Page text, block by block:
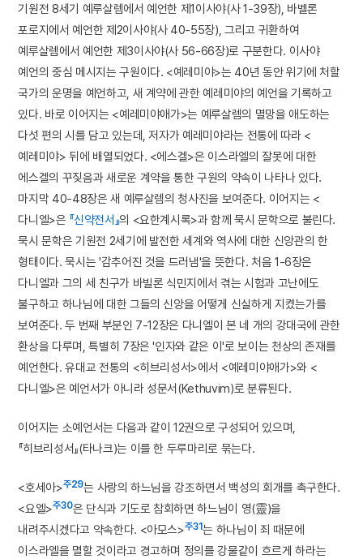
기원전 8세기 예루살렘에서 예언한 제1이사야(사 1-39장), 바벨론
포로지에서 예언한 제2이사야(사 40-55장), 그리고 귀환하여
예루살렘에서 예언한 제3이사야(사 56-66장)로 구분한다. 이사야
예언의 중심 메시지는 구원이다. <예레미야>는 40년 동안 위기에 처할
국가의 운명을 예언하고, 새 계약에 관한 예레미야의 예언을 기록하고
있다. 바로 이어지는 <예레미야애가>는 예루살렘의 멸망을 애도하는
다섯 편의 시를 담고 있는데, 저자가 예레미야라는 전통에 따라 <
예레미야> 뒤에 배열되었다. <에스겔>은 이스라엘의 잘못에 대한
에스겔의 꾸짖음과 새로운 계약을 통한 구원의 약속이 나타나 있다.
마지막 40-48장은 새 예루살렘의 청사진을 보여준다. 이어지는 <
다니엘>은 『신약전서』의 <요한계시록>과 함께 묵시 문학으로 불린다.
묵시 문학은 기원전 2세기에 발전한 세계와 역사에 대한 신앙관의 한
형태이다. 묵시는 '감추어진 것을 드러냄'을 뜻한다. 처음 1-6장은
다니엘과 그의 세 친구가 바빌론 식민지에서 겪는 시험과 고난에도
불구하고 하나님에 대한 그들의 신앙을 어떻게 신실하게 지켰는가를
보여준다. 두 번째 부분인 7-12장은 다니엘이 본 네 개의 강대국에 관한
환상을 다루며, 특별히 7장은 '인자와 같은 이'로 보이는 천상의 존재를
예언한다. 유대교 전통의 <히브리성서>에서 <예레미야애가>와 <
다니엘>은 예언서가 아니라 성문서(Kethuvim)로 분류된다.
이어지는 소예언서는 다음과 같이 12권으로 구성되어 있으며,
『히브리성서』(타나크)는 이를 한 두루마리로 묶는다.
<호세아>주29는 사랑의 하느님을 강조하면서 백성의 회개를 촉구한다.
<요엘>주30은 단식과 기도로 참회하면 하느님이 영(靈)을
내려주시겠다고 약속한다. <아모스>주31는 하나님이 죄 때문에
이스라엘을 멸할 것이라고 경고하며 정의를 강물같이 흐르게 하라는